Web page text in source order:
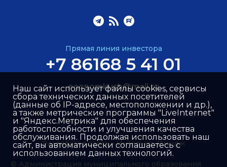
Прямая линия инвестора
+7 86168 5 41 01
economkush@mail.ru
© Администрация муниципального образования
Разработка сайта –Интернет-Имидж
Наш сайт использует файлы cookies, сервисы
сбора технических данных посетителей
(данные об IP-адресе, местоположении и др.),
а также метрические программы "LiveInternet"
и "Яндекс.Метрика" для обеспечения
работоспособности и улучшения качества
обслуживания. Продолжая использовать наш
сайт, вы автоматически соглашаетесь с
использованием данных технологий.